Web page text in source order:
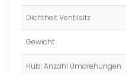
Dichtheit Ventilsitz
Gewicht
Hub: Anzahl Umdrehungen